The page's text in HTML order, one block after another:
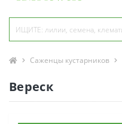
Саженцы кустарников
Вереск